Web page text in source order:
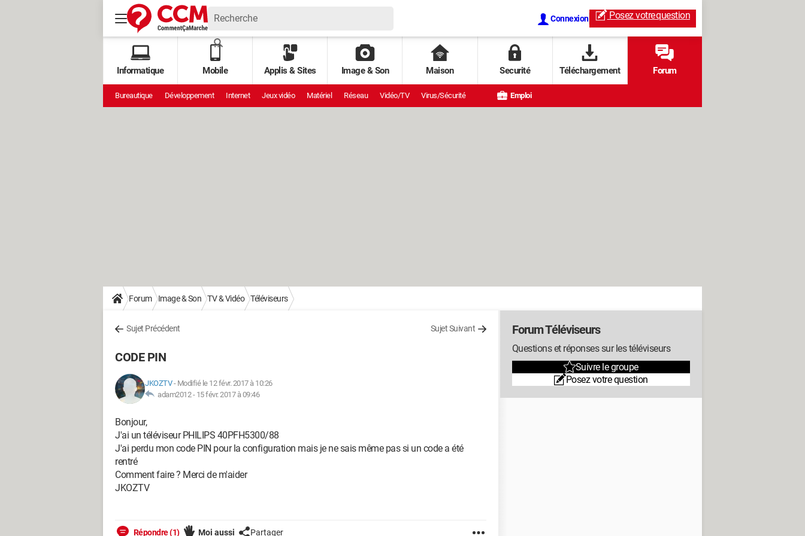
Connexion Posez votrequestion
Informatique Mobile Applis & Sites Image & Son Maison Securité Téléchargement Forum
Bureautique Développement Internet Jeux vidéo Matériel Réseau Vidéo/TV Virus/Sécurité Emploi
Forum Image & Son TV & Vidéo Téléviseurs
Sujet Précédent Sujet Suivant
CODE PIN
JKOZTV- Modifié le 12 févr. 2017 à 10:26
adam2012 - 15 févr. 2017 à 09:46
Bonjour,
J'ai un téléviseur PHILIPS 40PFH5300/88
J'ai perdu mon code PIN pour la configuration mais je ne sais même pas si un code a été
rentré
Comment faire ? Merci de m'aider
JKOZTV
Répondre (1) Moi aussi Partager
Forum Téléviseurs
Questions et réponses sur les téléviseurs
Suivre le groupe
Posez votre question